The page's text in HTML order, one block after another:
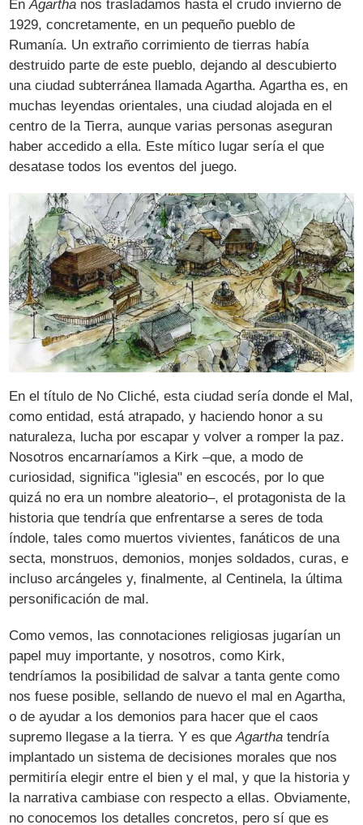
EnAgartha nos trasladamos hasta el crudo invierno de
1929, concretamente, en un pequeño pueblo de
Rumanía. Un extraño corrimiento de tierras había
destruido parte de este pueblo, dejando al descubierto
una ciudad subterránea llamada Agartha. Agartha es, en
muchas leyendas orientales, una ciudad alojada en el
centro de la Tierra, aunque varias personas aseguran
haber accedido a ella. Este mítico lugar sería el que
desatase todos los eventos del juego.
En el título de No Cliché, esta ciudad sería donde el Mal,
como entidad, está atrapado, y haciendo honor a su
naturaleza, lucha por escapar y volver a romper la paz.
Nosotros encarnaríamos a Kirk –que, a modo de
curiosidad, significa "iglesia" en escocés, por lo que
quizá no era un nombre aleatorio–, el protagonista de la
historia que tendría que enfrentarse a seres de toda
índole, tales como muertos vivientes, fanáticos de una
secta, monstruos, demonios, monjes soldados, curas, e
incluso arcángeles y, finalmente, al Centinela, la última
personificación de mal.
Como vemos, las connotaciones religiosas jugarían un
papel muy importante, y nosotros, como Kirk,
tendríamos la posibilidad de salvar a tanta gente como
nos fuese posible, sellando de nuevo el mal en Agartha,
o de ayudar a los demonios para hacer que el caos
supremo llegase a la tierra. Y es queAgartha tendría
implantado un sistema de decisiones morales que nos
permitiría elegir entre el bien y el mal, y que la historia y
la narrativa cambiase con respecto a ellas. Obviamente,
no conocemos los detalles concretos, pero sí que es